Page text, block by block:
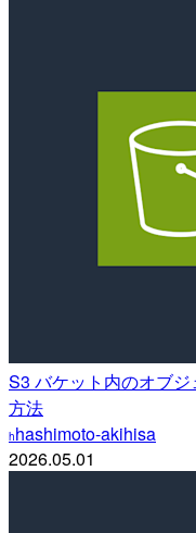
S3 バケット内のオブ
方法
hhashimoto-akihisa
2026.05.01